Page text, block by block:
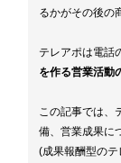
るかがその後の
テレアポは電話
を作る営業活動
この記事では、
備、営業成果に
(成果報酬型の